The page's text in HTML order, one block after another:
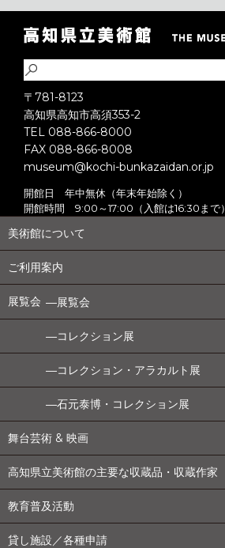
〒781-8123
高知県高知市高須353-2
TEL 088-866-8000
FAX 088-866-8008
museum@kochi-bunkazaidan.or.jp
開館日 年中無休（年末年始除く）
開館時間 9:00～17:00（入館は16:30まで）
美術館について
ご利用案内
展覧会 展覧会
コレクション展
コレクション・アラカルト展
石元泰博・コレクション展
舞台芸術 & 映画
高知県立美術館の主要な収蔵品・収蔵作家
教育普及活動
貸し施設／各種申請